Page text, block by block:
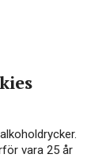
vara 25 år